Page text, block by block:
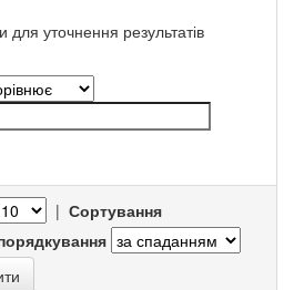
для уточнення результатів
| Сортування